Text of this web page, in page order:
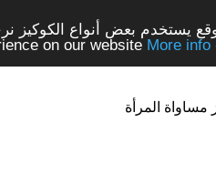
يستخدم بعض أنواع الكوكيز
on our website
مساواة المرأة